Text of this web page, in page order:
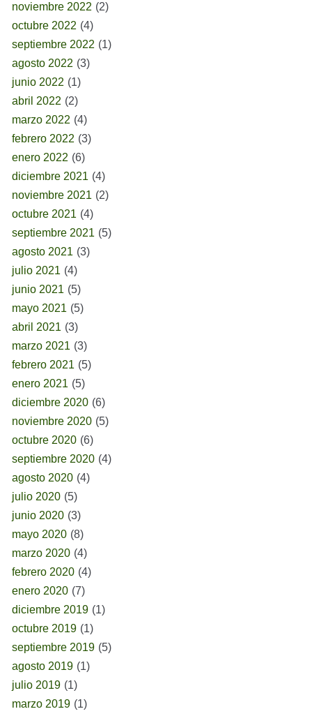
noviembre 2022 (2)
octubre 2022 (4)
septiembre 2022 (1)
agosto 2022 (3)
junio 2022 (1)
abril 2022 (2)
marzo 2022 (4)
febrero 2022 (3)
enero 2022 (6)
diciembre 2021 (4)
noviembre 2021 (2)
octubre 2021 (4)
septiembre 2021 (5)
agosto 2021 (3)
julio 2021 (4)
junio 2021 (5)
mayo 2021 (5)
abril 2021 (3)
marzo 2021 (3)
febrero 2021 (5)
enero 2021 (5)
diciembre 2020 (6)
noviembre 2020 (5)
octubre 2020 (6)
septiembre 2020 (4)
agosto 2020 (4)
julio 2020 (5)
junio 2020 (3)
mayo 2020 (8)
marzo 2020 (4)
febrero 2020 (4)
enero 2020 (7)
diciembre 2019 (1)
octubre 2019 (1)
septiembre 2019 (5)
agosto 2019 (1)
julio 2019 (1)
marzo 2019 (1)